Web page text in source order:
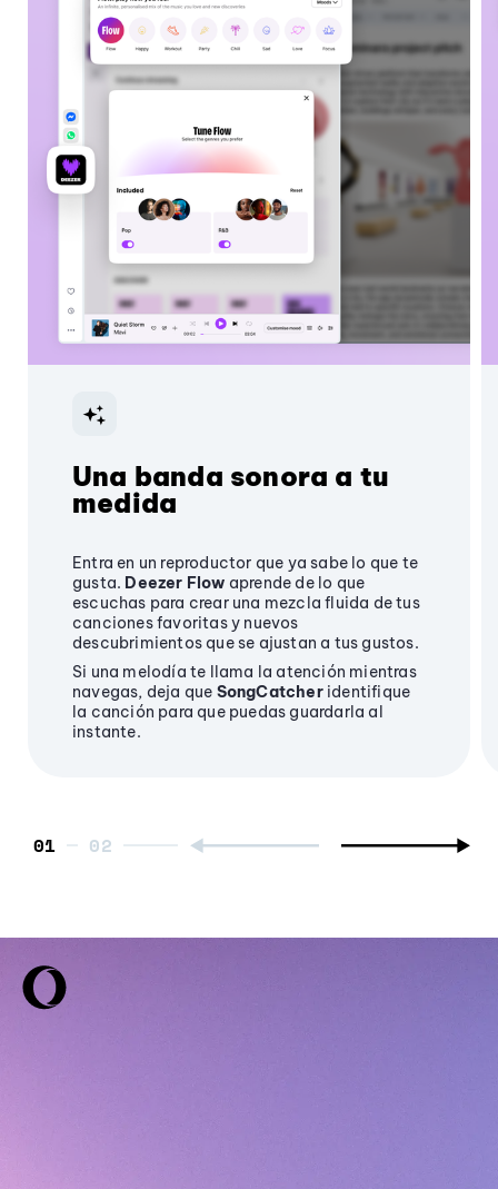
Una banda sonora a tu
medida
Entra en un reproductor que ya sabe lo que te
gusta. Deezer Flow aprende de lo que
escuchas para crear una mezcla fluida de tus
canciones favoritas y nuevos
descubrimientos que se ajustan a tus gustos.
Si una melodía te llama la atención mientras
navegas, deja que SongCatcheridentifique
la canción para que puedas guardarla al
instante.
01